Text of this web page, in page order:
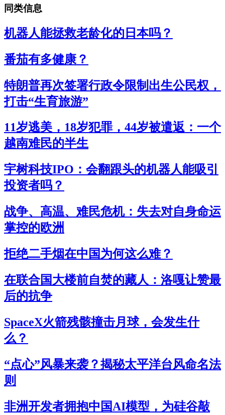
同类信息
机器人能拯救老龄化的日本吗？
番茄有多健康？
特朗普再次签署行政令限制出生公民权，
打击“生育旅游”
11岁逃美，18岁犯罪，44岁被遣返：一个
越南难民的半生
宇树科技IPO：会翻跟头的机器人能吸引
投资者吗？
战争、高温、难民危机：失去对自身命运
掌控的欧洲
拒绝二手烟在中国为何这么难？
在联合国大楼前自焚的藏人：洛嘎让赞最
后的抗争
SpaceX火箭残骸撞击月球，会发生什
么？
“点心”风暴来袭？揭秘太平洋台风命名法
则
非洲开发者拥抱中国AI模型，为硅谷敲